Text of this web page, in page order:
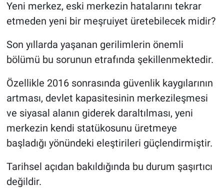
Yeni merkez, eski merkezin hatalarını tekrar
etmeden yeni bir meşruiyet üretebilecek midir?
Son yıllarda yaşanan gerilimlerin önemli
bölümü bu sorunun etrafında şekillenmektedir.
Özellikle 2016 sonrasında güvenlik kaygılarının
artması, devlet kapasitesinin merkezileşmesi
ve siyasal alanın giderek daraltılması, yeni
merkezin kendi statükosunu üretmeye
başladığı yönündeki eleştirileri güçlendirmiştir.
Tarihsel açıdan bakıldığında bu durum şaşırtıcı
değildir.